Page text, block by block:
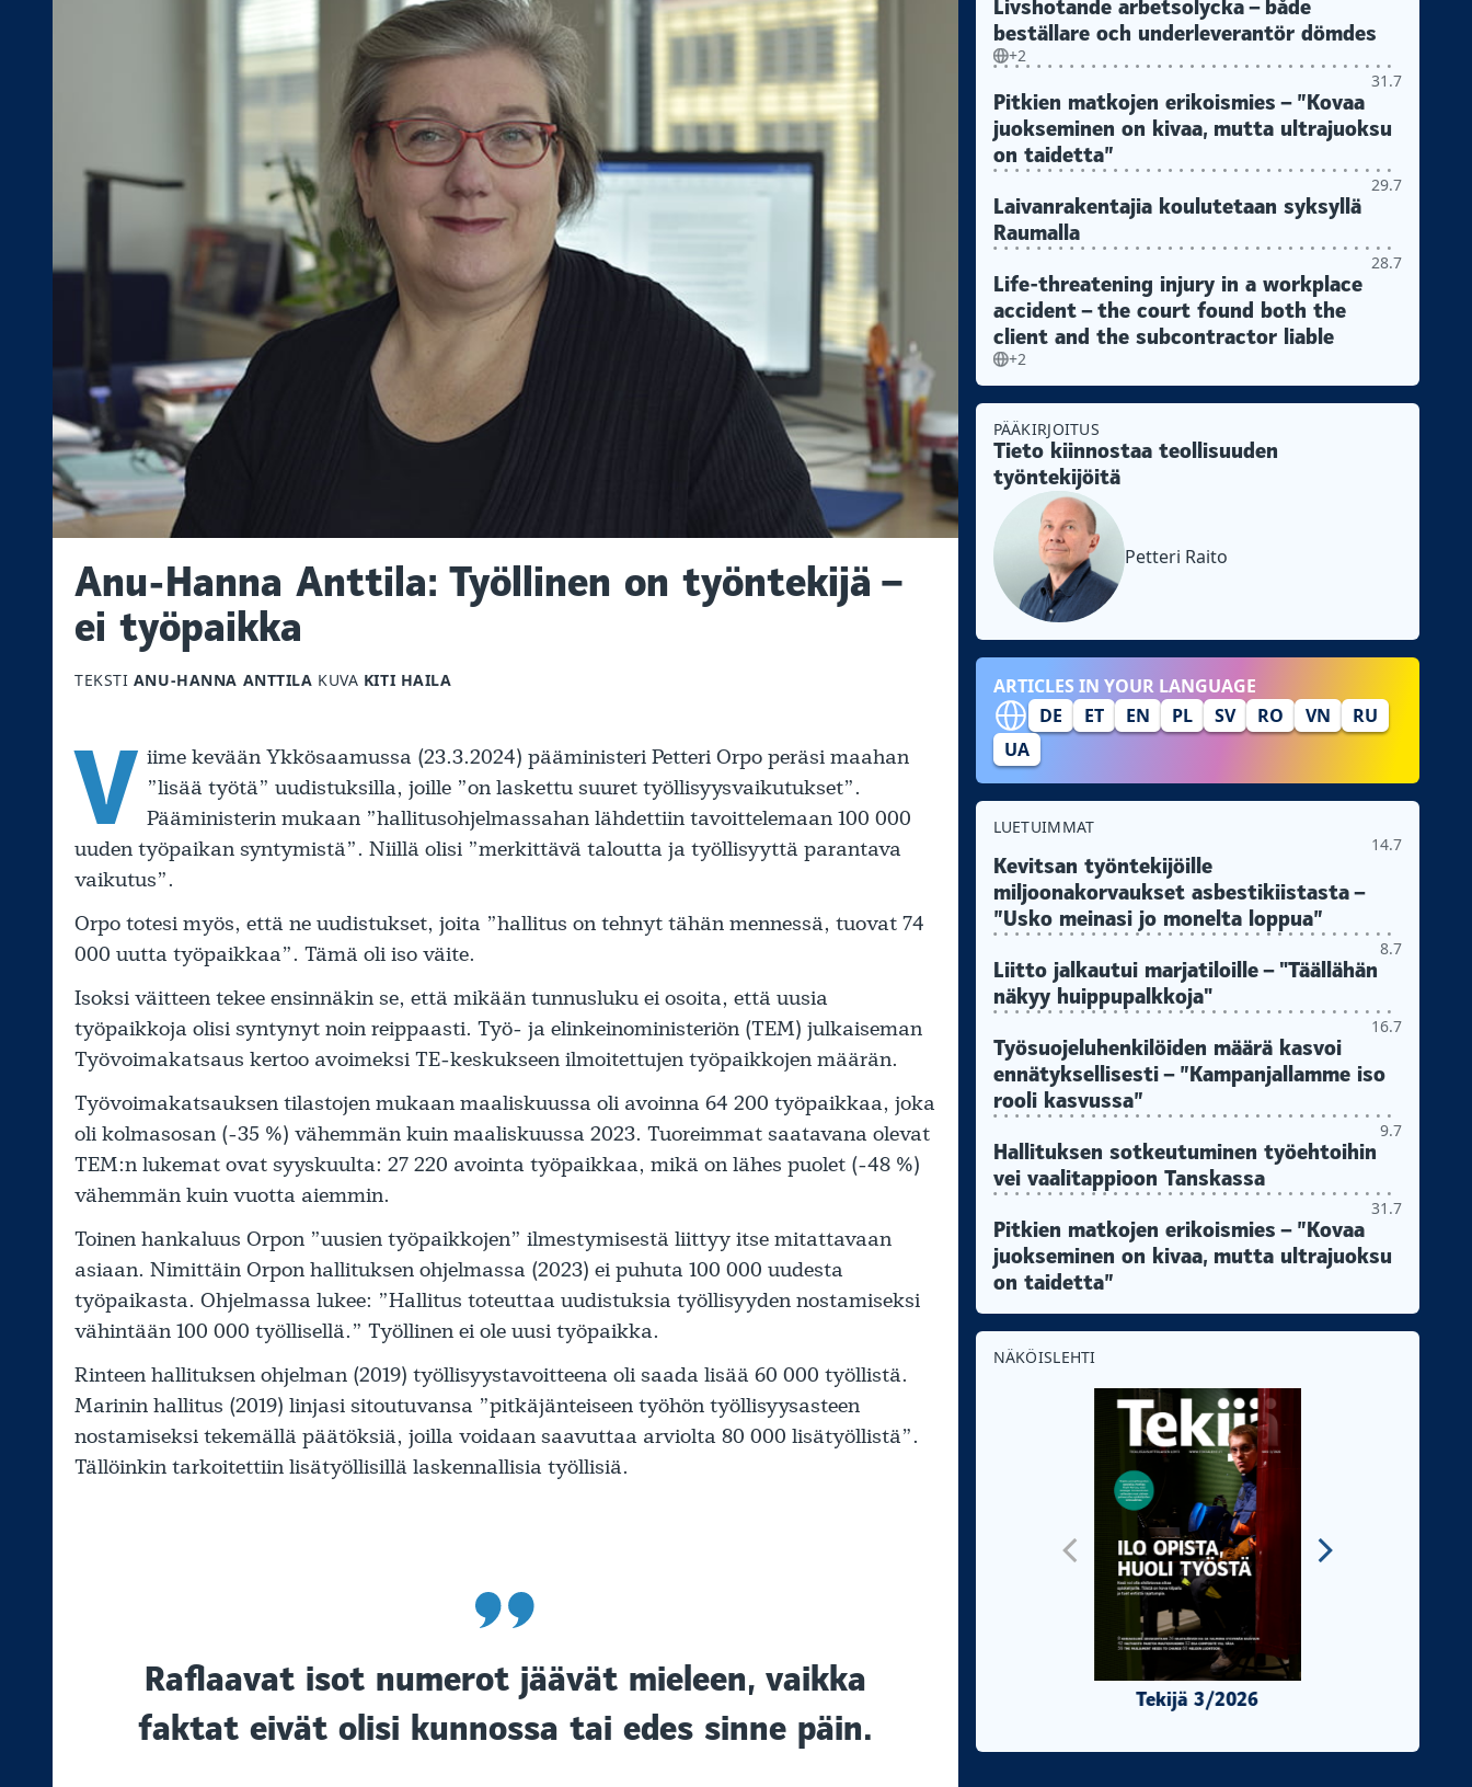
Anu-Hanna Anttila: Työllinen on työntekijä –
ei työpaikka
TEKSTI ANU-HANNA ANTTILA KUVA KITI HAILA
V iime kevään Ykkösaamussa (23.3.2024) pääministeri Petteri Orpo peräsi maahan
”lisää työtä” uudistuksilla, joille ”on laskettu suuret työllisyysvaikutukset”.
Pääministerin mukaan ”hallitusohjelmassahan lähdettiin tavoittelemaan 100 000
uuden työpaikan syntymistä”. Niillä olisi ”merkittävä taloutta ja työllisyyttä parantava
vaikutus”.
Orpo totesi myös, että ne uudistukset, joita ”hallitus on tehnyt tähän mennessä, tuovat 74
000 uutta työpaikkaa”. Tämä oli iso väite.
Isoksi väitteen tekee ensinnäkin se, että mikään tunnusluku ei osoita, että uusia
työpaikkoja olisi syntynyt noin reippaasti. Työ- ja elinkeinoministeriön (TEM) julkaiseman
Työvoimakatsaus kertoo avoimeksi TE-keskukseen ilmoitettujen työpaikkojen määrän.
Työvoimakatsauksen tilastojen mukaan maaliskuussa oli avoinna 64 200 työpaikkaa, joka
oli kolmasosan (-35 %) vähemmän kuin maaliskuussa 2023. Tuoreimmat saatavana olevat
TEM:n lukemat ovat syyskuulta: 27 220 avointa työpaikkaa, mikä on lähes puolet (-48 %)
vähemmän kuin vuotta aiemmin.
Toinen hankaluus Orpon ”uusien työpaikkojen” ilmestymisestä liittyy itse mitattavaan
asiaan. Nimittäin Orpon hallituksen ohjelmassa (2023) ei puhuta 100 000 uudesta
työpaikasta. Ohjelmassa lukee: ”Hallitus toteuttaa uudistuksia työllisyyden nostamiseksi
vähintään 100 000 työllisellä.” Työllinen ei ole uusi työpaikka.
Rinteen hallituksen ohjelman (2019) työllisyystavoitteena oli saada lisää 60 000 työllistä.
Marinin hallitus (2019) linjasi sitoutuvansa ”pitkäjänteiseen työhön työllisyysasteen
nostamiseksi tekemällä päätöksiä, joilla voidaan saavuttaa arviolta 80 000 lisätyöllistä”.
Tällöinkin tarkoitettiin lisätyöllisillä laskennallisia työllisiä.
Raflaavat isot numerot jäävät mieleen, vaikka
faktat eivät olisi kunnossa tai edes sinne päin.
Livshotande arbetsolycka – både
beställare och underleverantör dömdes
+2
31.7
Pitkien matkojen erikoismies – ”Kovaa
juokseminen on kivaa, mutta ultrajuoksu
on taidetta”
29.7
Laivanrakentajia koulutetaan syksyllä
Raumalla
28.7
Life-threatening injury in a workplace
accident – the court found both the
client and the subcontractor liable
+2
PÄÄKIRJOITUS
Tieto kiinnostaa teollisuuden
työntekijöitä
Petteri Raito
ARTICLES IN YOUR LANGUAGE
DE
ET EN PL SV RO VN
RU
UA
LUETUIMMAT
14.7
Kevitsan työntekijöille
miljoonakorvaukset asbestikiistasta –
”Usko meinasi jo monelta loppua”
8.7
Liitto jalkautui marjatiloille – "Täällähän
näkyy huippupalkkoja"
16.7
Työsuojeluhenkilöiden määrä kasvoi
ennätyksellisesti – ”Kampanjallamme iso
rooli kasvussa”
9.7
Hallituksen sotkeutuminen työehtoihin
vei vaalitappioon Tanskassa
31.7
Pitkien matkojen erikoismies – ”Kovaa
juokseminen on kivaa, mutta ultrajuoksu
on taidetta”
NÄKÖISLEHTI
Tekijä 3/2026